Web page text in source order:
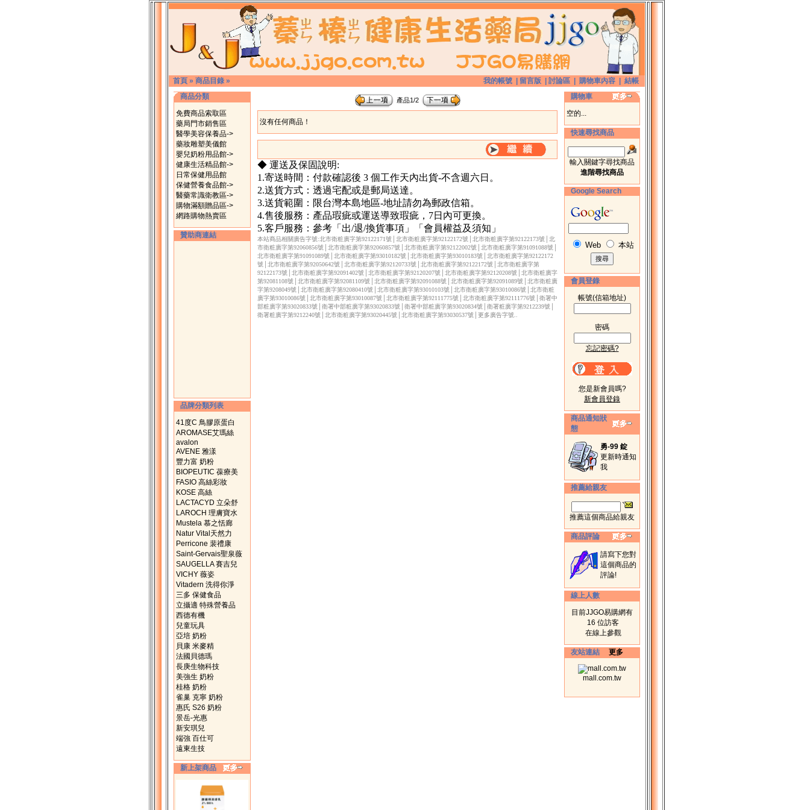
首頁 » 商品目錄 » 我的帳號 留言版 討論區 購物車內容
結帳
商品分類
免費商品索取區
藥局門市銷售區
醫學美容保養品->
藥妝雕塑美儀館
嬰兒奶粉用品館->
健康生活精品館->
日常保健用品館
保健營養食品館->
醫藥常識衛教區->
購物滿額贈品區->
網路購物熱賣區
贊助商連結
品牌分類列表
41度C 鳥膠原蛋白
AROMASE艾瑪絲
avalon
AVENE 雅漾
豐力富 奶粉
BIOPEUTIC 葆療美
FASIO 高絲彩妝
KOSE 高絲
LACTACYD 立朵舒
LAROCH 理膚寶水
Mustela 慕之恬廊
Natur Vital天然力
Perricone 裴禮康
Saint-Gervais聖泉薇
SAUGELLA 賽吉兒
VICHY 薇姿
Vitadern 洗得你淨
三多 保健食品
立攝適 特殊營養品
西德有機
兒童玩具
亞培 奶粉
貝康 米麥精
法國貝德瑪
長庚生物科技
美強生 奶粉
桂格 奶粉
雀巢 克寧 奶粉
惠氏 S26 奶粉
景岳-光惠
新安琪兒
端強 百仕可
遠東生技
新上架商品
產品1/2
沒有任何商品！
◆ 運送及保固說明:
1.寄送時間：付款確認後 3 個工作天內出貨-不含週六日。
2.送貨方式：透過宅配或是郵局送達。
3.送貨範圍：限台灣本島地區-地址請勿為郵政信箱。
4.售後服務：產品瑕疵或運送導致瑕疵，7日內可更換。
5.客戶服務：參考「出/退/換貨事項」「會員權益及須知」
本站商品相關廣告字號:北市衛粧廣字第92122171號│北市衛粧廣字第92122172號│北市衛粧廣字第92122173號│北
市衛粧廣字第92060856號│北市衛粧廣字第92060857號│北市衛粧廣字第92122002號│北市衛粧廣字第91091088號│
北市衛粧廣字第91091089號│北市衛粧廣字第93010182號│北市衛粧廣字第93010183號│北市衛粧廣字第92122172
號│北市衛粧廣字第92050642號│北市衛粧廣字第92120733號│北市衛粧廣字第92122172號│北市衛粧廣字第
92122173號│北市衛粧廣字第92091402號│北市衛粧廣字第92120207號│北市衛粧廣字第92120208號│北市衛粧廣字
第92081108號│北市衛粧廣字第92081109號│北市衛粧廣字第92091088號│北市衛粧廣字第92091089號│北市衛粧廣
字第9208049號│北市衛粧廣字第92080410號│北市衛粧廣字第93010103號│北市衛粧廣字第93010086號│北市衛粧
廣字第93010086號│北市衛粧廣字第93010087號│北市衛粧廣字第92111775號│北市衛粧廣字第92111776號│衛署中
部粧廣字第93020833號│衛署中部粧廣字第93020833號│衛署中部粧廣字第93020834號│衛署粧廣字第9212239號│
衛署粧廣字第9212240號│北市衛粧廣字第93020445號│北市衛粧廣字第93030537號│更多廣告字號..
購物車
空的...
快速尋找商品
輸入關鍵字尋找商品
進階尋找商品
Google Search
Web 本站
會員登錄
帳號(信箱地址)
密碼
忘記密碼?
您是新會員嗎?
新會員登錄
商品通知狀
態
勇-99 錠
更新時通知
我
推薦給親友
推薦這個商品給親友
商品評論
請寫下您對
這個商品的
評論!
線上人數
目前JJGO易購網有
16 位訪客
在線上參觀
友站連結 更多
mall.com.tw